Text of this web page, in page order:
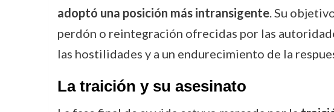
adoptó una posición más intransigente. Su
perdón o reintegración ofrecidas por las
las hostilidades y a un endurecimiento de la
La traición y su asesinato